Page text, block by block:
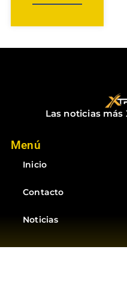
Las noticias más
Menú
Inicio
Contacto
Noticias